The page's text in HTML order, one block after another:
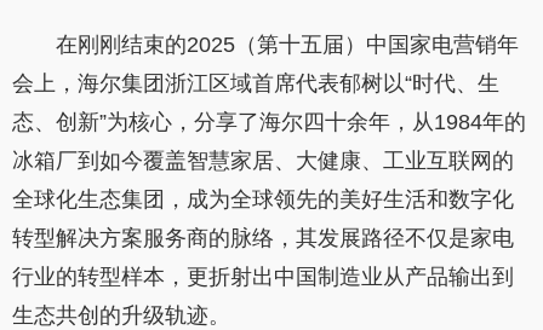
在刚刚结束的2025（第十五届）中国家电营销年
会上，海尔集团浙江区域首席代表郁树以“时代、生
态、创新”为核心，分享了海尔四十余年，从1984年的
冰箱厂到如今覆盖智慧家居、大健康、工业互联网的
全球化生态集团，成为全球领先的美好生活和数字化
转型解决方案服务商的脉络，其发展路径不仅是家电
行业的转型样本，更折射出中国制造业从产品输出到
生态共创的升级轨迹。